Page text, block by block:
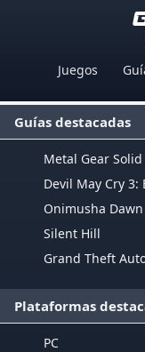
Juegos
Guías destacadas
Metal Gear
Devil May Cry
Onimusha
Silent Hill
Grand Theft
Plataformas
PC